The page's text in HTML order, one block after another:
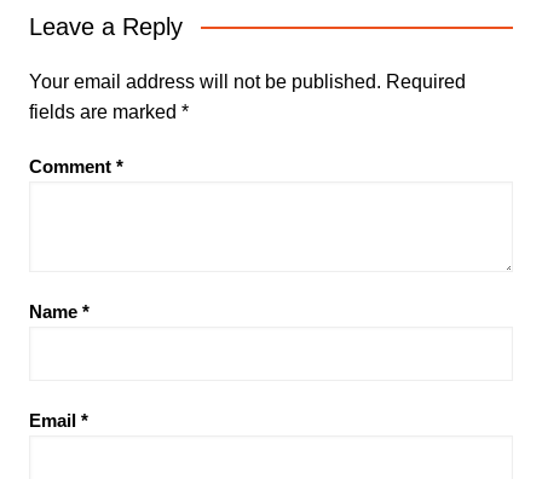
Leave a Reply
Your email address will not be published. Required
fields are marked *
Comment *
Name *
Email *